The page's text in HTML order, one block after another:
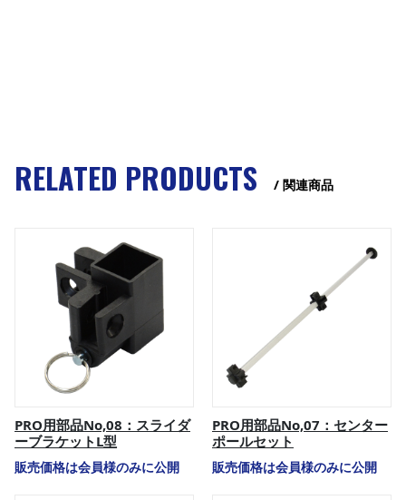
RELATED PRODUCTS / 関連商品
PRO用部品No,08：スライダ
ーブラケットL型
販売価格は会員様のみに公開
PRO用部品No,07：センター
ポールセット
販売価格は会員様のみに公開